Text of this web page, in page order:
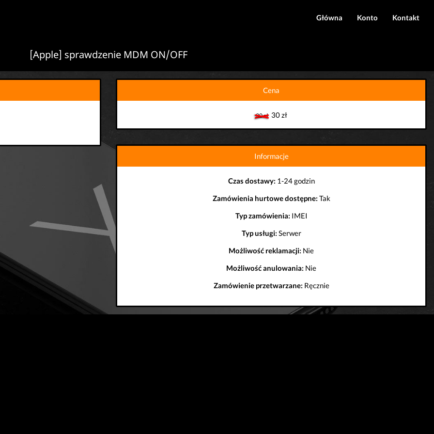
Główna Konto Kontakt
[Apple] sprawdzenie MDM ON/OFF
Cena
30 zł30 zł
Informacje
Czas dostawy: 1-24 godzin
Zamówienia hurtowe dostępne: Tak
Typ zamówienia: IMEI
Typ usługi: Serwer
Możliwość reklamacji: Nie
Możliwość anulowania: Nie
Zamówienie przetwarzane: Ręcznie